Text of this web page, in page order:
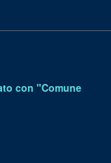
con "Comune